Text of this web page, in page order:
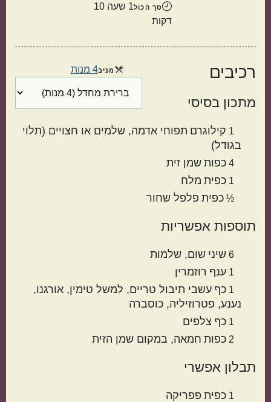
סך הכול
1 שעה 10
דקות
מניב4 מנות רכיבים
מתכון בסיסי
1 קילוגרם תפוחי אדמה שלמים או חצויים (תלוי
בגודל)
4 כפות שמן זית
1 כפית מלח
½ כפית פלפל שחור
תוספות אפשריות
6 שיני שום שלמות
1 ענף רוזמרין
1 כף עשבי תיבול טריים למשל טימין, אורגנו,
נענע, פטרוזיליה, כוסברה
1 כף צלפים
2 כפות חמאה במקום שמן הזית
תבלון אפשרי
1 כפית פפריקה
מרקים
מטבח עולמי
ישראלי